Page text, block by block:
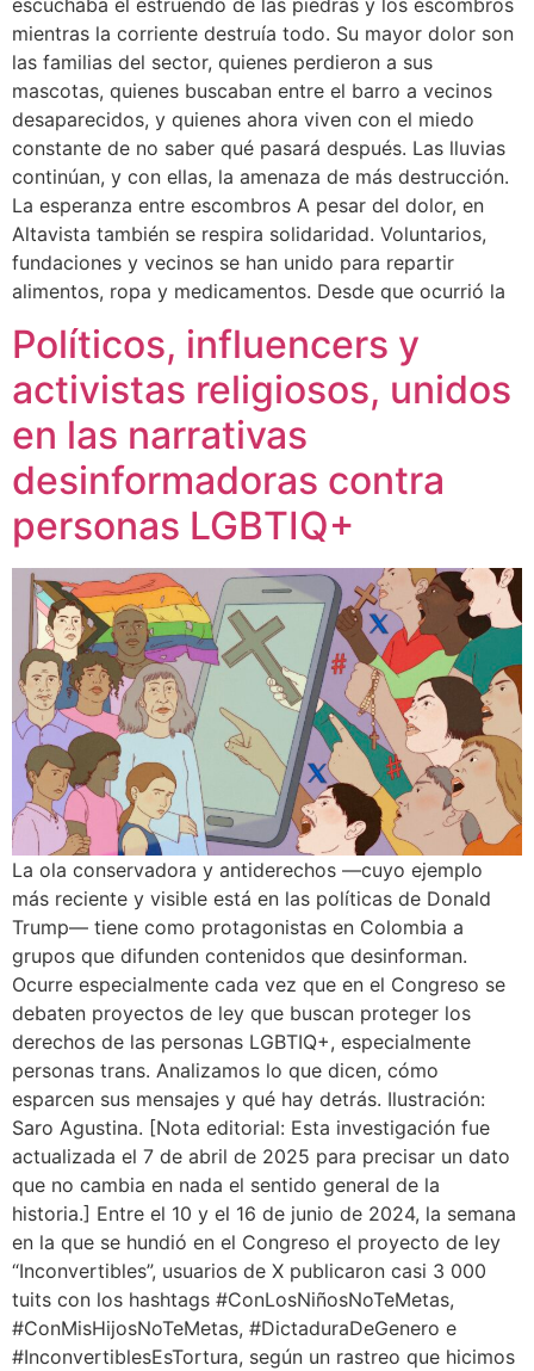
mientras la corriente destruía todo. Su mayor dolor son
las familias del sector, quienes perdieron a sus
mascotas, quienes buscaban entre el barro a vecinos
desaparecidos, y quienes ahora viven con el miedo
constante de no saber qué pasará después. Las lluvias
continúan, y con ellas, la amenaza de más destrucción.
La esperanza entre escombros A pesar del dolor, en
Altavista también se respira solidaridad. Voluntarios,
fundaciones y vecinos se han unido para repartir
alimentos, ropa y medicamentos. Desde que ocurrió la
Políticos, influencers y
activistas religiosos, unidos
en las narrativas
desinformadoras contra
personas LGBTIQ+
La ola conservadora y antiderechos —cuyo ejemplo
más reciente y visible está en las políticas de Donald
Trump— tiene como protagonistas en Colombia a
grupos que difunden contenidos que desinforman.
Ocurre especialmente cada vez que en el Congreso se
debaten proyectos de ley que buscan proteger los
derechos de las personas LGBTIQ+, especialmente
personas trans. Analizamos lo que dicen, cómo
esparcen sus mensajes y qué hay detrás. Ilustración:
Saro Agustina. [Nota editorial: Esta investigación fue
actualizada el 7 de abril de 2025 para precisar un dato
que no cambia en nada el sentido general de la
historia.] Entre el 10 y el 16 de junio de 2024, la semana
en la que se hundió en el Congreso el proyecto de ley
“Inconvertibles”, usuarios de X publicaron casi 3 000
tuits con los hashtags #ConLosNiñosNoTeMetas,
#ConMisHijosNoTeMetas, #DictaduraDeGenero e
#InconvertiblesEsTortura, según un rastreo que hicimos